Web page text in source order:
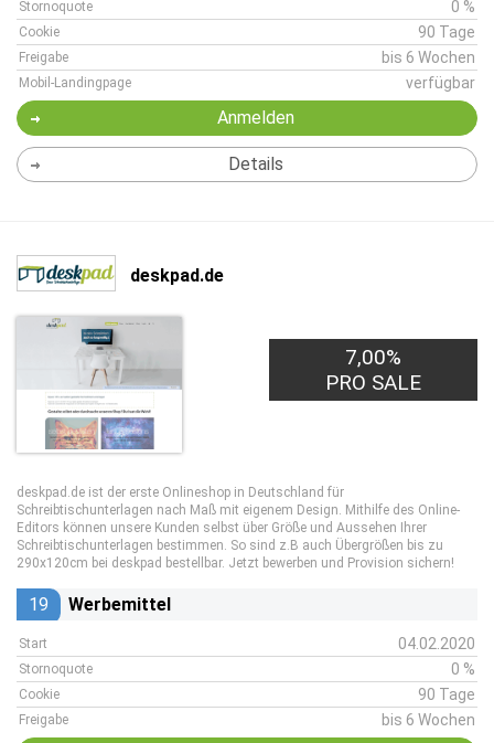
Stornoquote 0 %
Cookie 90 Tage
Freigabe bis 6 Wochen
Mobil-Landingpage verfügbar
Anmelden
Details
deskpad.de
7,00%
PRO SALE
deskpad.de ist der erste Onlineshop in Deutschland für
Schreibtischunterlagen nach Maß mit eigenem Design. Mithilfe des Online-
Editors können unsere Kunden selbst über Größe und Aussehen Ihrer
Schreibtischunterlagen bestimmen. So sind z.B auch Übergrößen bis zu
290x120cm bei deskpad bestellbar. Jetzt bewerben und Provision sichern!
19 Werbemittel
Start 04.02.2020
Stornoquote 0 %
Cookie 90 Tage
Freigabe bis 6 Wochen